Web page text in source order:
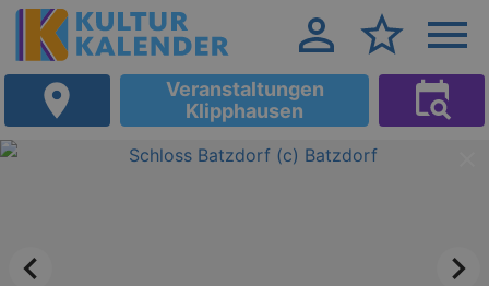
Veranstaltungen
Klipphausen